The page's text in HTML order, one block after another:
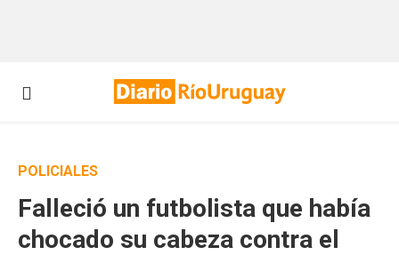
POLICIALES
Falleció un futbolista que había
chocado su cabeza contra el